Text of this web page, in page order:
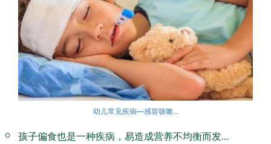
幼儿常见疾病—感冒咳嗽...
孩子偏食也是一种疾病，易造成营养不均衡而发...